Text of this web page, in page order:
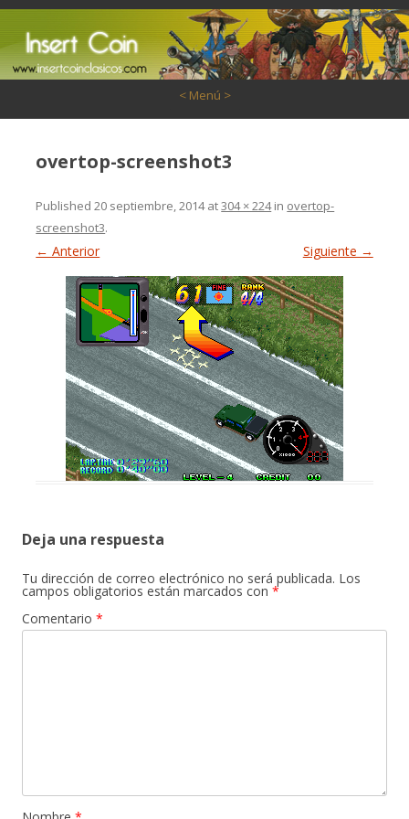
< Menú >
overtop-screenshot3
Published20 septiembre, 2014at304 × 224in overtop-
screenshot3.
← Anterior Siguiente →
Deja una respuesta
Tu dirección de correo electrónico no será publicada. Los
campos obligatorios están marcados con *
Comentario *